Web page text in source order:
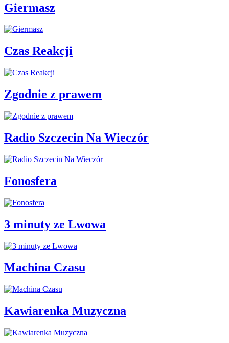
Giermasz
Czas Reakcji
Zgodnie z prawem
Radio Szczecin Na Wieczór
Fonosfera
3 minuty ze Lwowa
Machina Czasu
Kawiarenka Muzyczna